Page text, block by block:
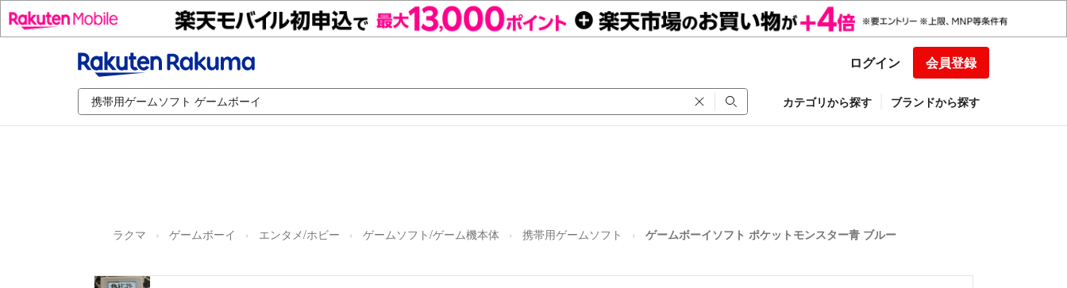
ログイン 会員登録
カテゴリから探す ブランドから探す
ラクマ ゲームボーイ エンタメ/ホビー ゲームソフト/ゲーム機本体 携帯用ゲームソフト ゲームボーイソフト ポケットモンスター青 ブルー